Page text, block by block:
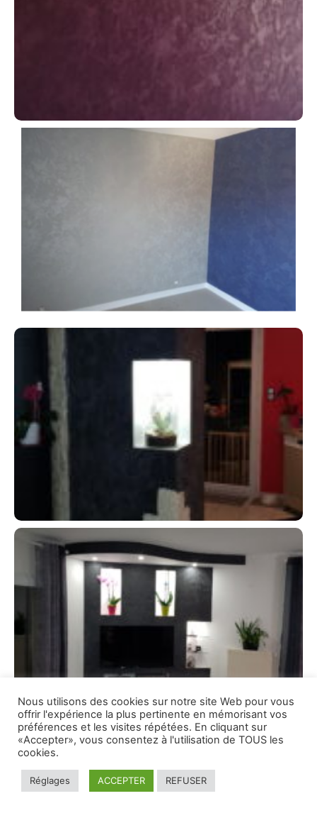
Nous utilisons des cookies sur notre site Web pour vous
offrir l'expérience la plus pertinente en mémorisant vos
préférences et les visites répétées. En cliquant sur
«Accepter», vous consentez à l'utilisation de TOUS les
cookies.
Réglages ACCEPTER REFUSER